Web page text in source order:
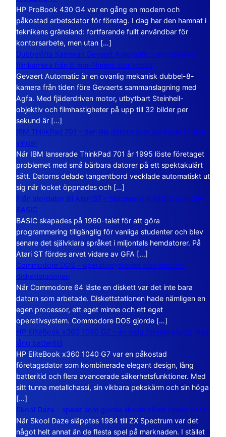
HP ProBook 430 G4 var en gång en modern och
påkostad arbetsdator för företag. I dag har den hamnat i
teknikens gränsland: fortfarande fullt användbar för
kontorsarbete, men utan […]
Dubbelåtta Kameran Gevaert Automatic – en mekanisk
filmkamera från 8 mm-filmens storhetstid
Gevaert Automatic är en ovanlig mekanisk dubbel-8-
kamera från tiden före Gevaerts sammanslagning med
Agfa. Med fjäderdriven motor, utbytbart Steinheil-
objektiv och filmhastigheter på upp till 32 bilder per
sekund är […]
IBM ThinkPad 701 – den lilla datorn som vecklade ut sina
vingar
När IBM lanserade ThinkPad 701 år 1995 löste företaget
problemet med små bärbara datorer på ett spektakulärt
sätt. Datorns delade tangentbord vecklade automatiskt ut
sig när locket öppnades och […]
Från stordator till Atari ST – historien om BASIC och GFA
BASIC
BASIC skapades på 1960-talet för att göra
programmering tillgänglig för vanliga studenter och blev
senare det självklara språket i miljontals hemdatorer. På
Atari ST fördes arvet vidare av GFA […]
Commodore DOS – operativsystemet som bodde i
diskettstationen
När Commodore 64 läste en diskett var det inte bara
datorn som arbetade. Diskettstationen hade nämligen en
egen processor, ett eget minne och ett eget
operativsystem. Commodore DOS gjorde […]
HP EliteBook x360 1040 G7 – en lyxig företagsdator med
lång batteritid
HP EliteBook x360 1040 G7 var en påkostad
företagsdator som kombinerade elegant design, lång
batteritid och flera avancerade säkerhetsfunktioner. Med
sitt tunna metallchassi, sin vikbara pekskärm och sin höga
[…]
Skool Daze – spelet som gjorde skolan till ett öppet kaos
När Skool Daze släpptes 1984 till ZX Spectrum var det
något helt annat än de flesta spel på marknaden. I stället